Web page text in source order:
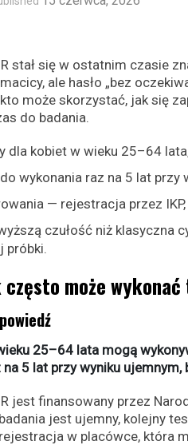
stał się w ostatnim czasie
ale hasło „bez
może skorzystać, jak się
do badania.
dla kobiet w wieku 25–64
wykonania raz na 5 lat przy
— rejestracja przez
czułość niż klasyczna
próbki.
może wykonać
25–64 lata mogą
na 5 lat przy wyniku
jest finansowany przez
jest ujemny, kolejny
w placówce, która